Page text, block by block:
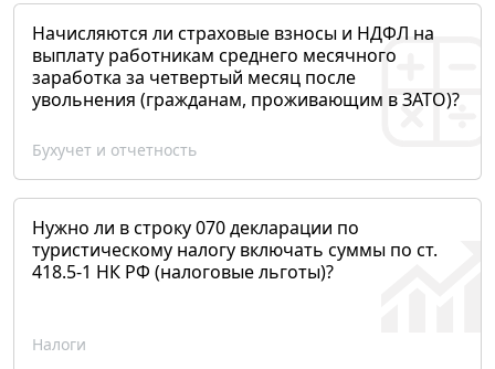
Начисляются ли страховые взносы и НДФЛ на
выплату работникам среднего месячного
заработка за четвертый месяц после
увольнения (гражданам, проживающим в ЗАТО)?
Бухучет и отчетность
Нужно ли в строку 070 декларации по
туристическому налогу включать суммы по ст.
418.5-1 НК РФ (налоговые льготы)?
Налоги